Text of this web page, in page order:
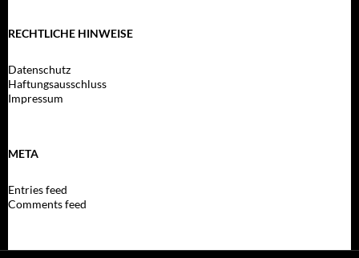
RECHTLICHE HINWEISE
Datenschutz
Haftungsausschluss
Impressum
META
Entries feed
Comments feed